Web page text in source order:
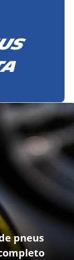
pneus